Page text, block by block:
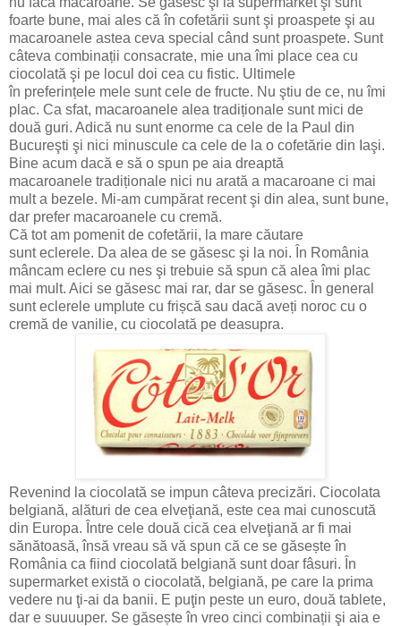
foarte bune, mai ales că în cofetării sunt şi proaspete şi au
macaroanele astea ceva special când sunt proaspete. Sunt
câteva combinații consacrate, mie una îmi place cea cu
ciocolată şi pe locul doi cea cu fistic. Ultimele
în preferințele mele sunt cele de fructe. Nu ştiu de ce, nu îmi
plac. Ca sfat, macaroanele alea tradiționale sunt mici de
două guri. Adică nu sunt enorme ca cele de la Paul din
Bucureşti şi nici minuscule ca cele de la o cofetărie din Iaşi.
Bine acum dacă e să o spun pe aia dreaptă
macaroanele tradiționale nici nu arată a macaroane ci mai
mult a bezele. Mi-am cumpărat recent şi din alea, sunt bune,
dar prefer macaroanele cu cremă.
Că tot am pomenit de cofetării, la mare căutare
sunt eclerele. Da alea de se găsesc şi la noi. În România
mâncam eclere cu nes şi trebuie să spun că alea îmi plac
mai mult. Aici se găsesc mai rar, dar se găsesc. În general
sunt eclerele umplute cu frișcă sau dacă aveți noroc cu o
cremă de vanilie, cu ciocolată pe deasupra.
Revenind la ciocolată se impun câteva precizări. Ciocolata
belgiană, alături de cea elveţiană, este cea mai cunoscută
din Europa. Între cele două cică cea elveţiană ar fi mai
sănătoasă, însă vreau să vă spun că ce se găsește în
România ca fiind ciocolată belgiană sunt doar fâsuri. În
supermarket există o ciocolată, belgiană, pe care la prima
vedere nu ţi-ai da banii. E puţin peste un euro, două tablete,
dar e suuuuper. Se găsește în vreo cinci combinații şi aia e